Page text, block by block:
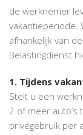
de werknemer
vakantieperiode.
afhankelijk van
Belastingdienst
1. Tijdens
Stelt u een
2 of meer auto’s
privégebruik per